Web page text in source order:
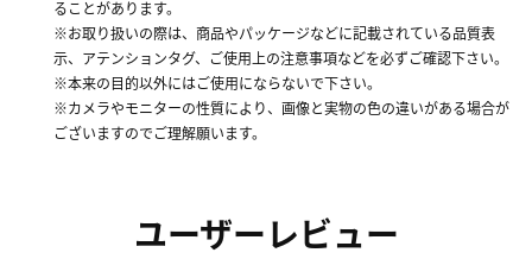
ることがあります。
※お取り扱いの際は、商品やパッケージなどに記載されている品質表
示、アテンションタグ、ご使用上の注意事項などを必ずご確認下さい。
※本来の目的以外にはご使用にならないで下さい。
※カメラやモニターの性質により、画像と実物の色の違いがある場合が
ございますのでご理解願います。
ユーザーレビュー